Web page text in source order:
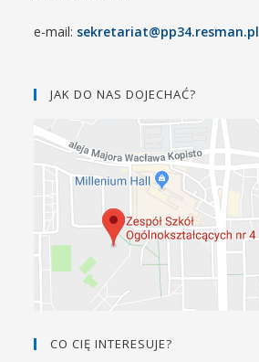
e-mail: sekretariat@pp34.resman.pl
JAK DO NAS DOJECHAĆ?
CO CIĘ INTERESUJE?